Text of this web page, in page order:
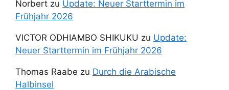
Norbert zu Update: Neuer Starttermin im
Frühjahr 2026
VICTOR ODHIAMBO SHIKUKU zu Update:
Neuer Starttermin im Frühjahr 2026
Thomas Raabe zu Durch die Arabische
Halbinsel